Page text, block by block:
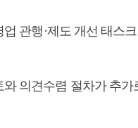
관행·제도 개선 태스
의견수렴 절차가 추가